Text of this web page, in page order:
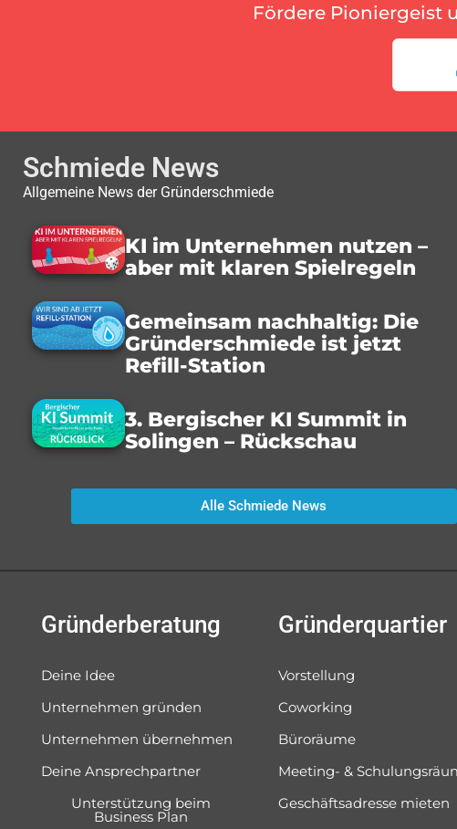
Fördere Pioniergeist
Schmiede News
Allgemeine News der Gründerschmiede
KI im Unternehmen nutzen –
aber mit klaren Spielregeln
Gemeinsam nachhaltig: Die
Gründerschmiede ist jetzt
Refill-Station
3. Bergischer KI Summit in
Solingen – Rückschau
Alle Schmiede News
Gründerberatung
Deine Idee
Unternehmen gründen
Unternehmen übernehmen
Deine Ansprechpartner
Unterstützung beim
Business Plan
Gründerquartier
Vorstellung
Coworking
Büroräume
Meeting- &
Geschäftsadresse mieten